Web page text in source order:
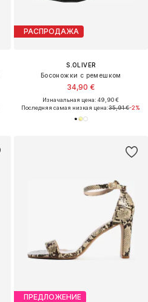
РАСПРОДАЖА
S.OLIVER
Босоножки с ремешком
34,90 €
Изначальная цена: 49,90 €
Последняя самая низкая цена:35,91 €-2%
ПРЕДЛОЖЕНИЕ